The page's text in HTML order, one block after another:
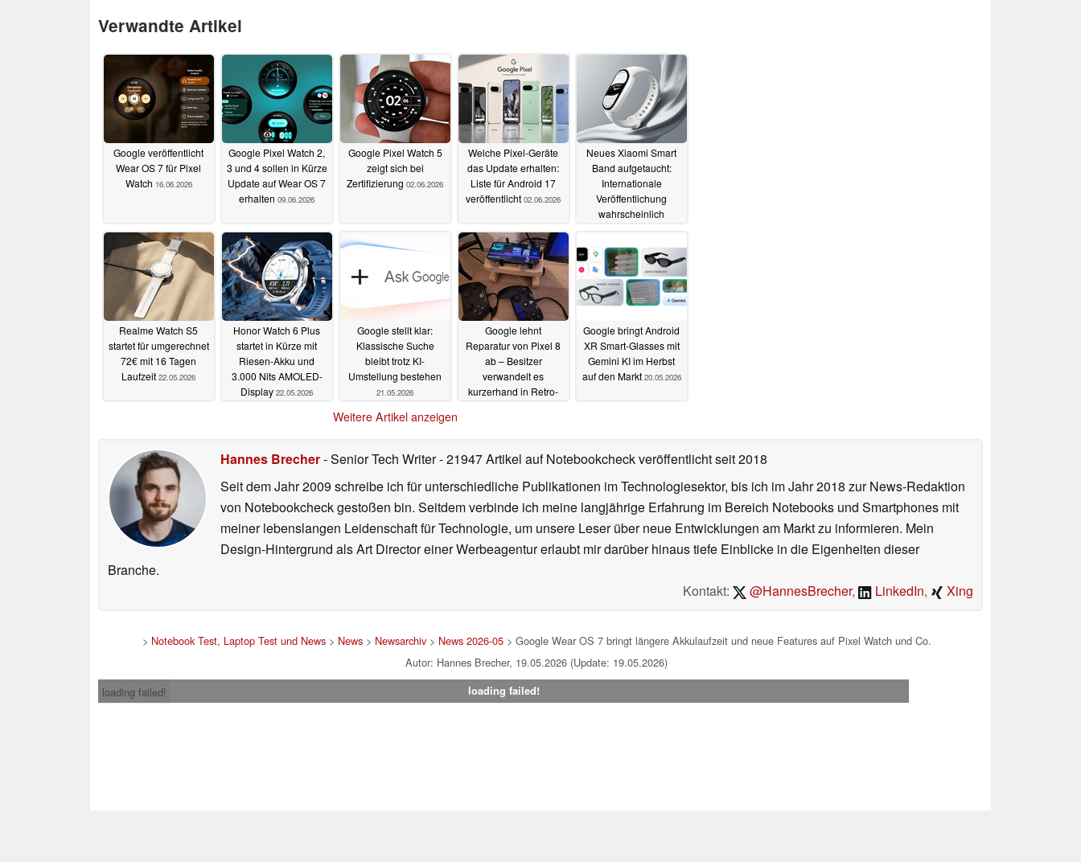
Verwandte Artikel
Google veröffentlicht
Wear OS 7 für Pixel
Watch 16.06.2026
Google Pixel Watch 2,
3 und 4 sollen in Kürze
Update auf Wear OS 7
erhalten 09.06.2026
Google Pixel Watch 5
zeigt sich bei
Zertifizierung 02.06.2026
Welche Pixel-Geräte
das Update erhalten:
Liste für Android 17
veröffentlicht 02.06.2026
Neues Xiaomi Smart
Band aufgetaucht:
Internationale
Veröffentlichung
wahrscheinlich
Realme Watch S5
startet für umgerechnet
72€ mit 16 Tagen
Laufzeit 22.05.2026
Honor Watch 6 Plus
startet in Kürze mit
Riesen-Akku und
3.000 Nits AMOLED-
Display 22.05.2026
Google stellt klar:
Klassische Suche
bleibt trotz KI-
Umstellung bestehen
21.05.2026
Google lehnt
Reparatur von Pixel 8
ab – Besitzer
verwandelt es
kurzerhand in Retro-
Google bringt Android
XR Smart-Glasses mit
Gemini KI im Herbst
auf den Markt 20.05.2026
Weitere Artikel anzeigen
Hannes Brecher- Senior Tech Writer- 21947 Artikel auf Notebookcheck veröffentlichtseit 2018
Seit dem Jahr 2009 schreibe ich für unterschiedliche Publikationen im Technologiesektor, bis ich im Jahr 2018 zur News-Redaktion
von Notebookcheck gestoßen bin. Seitdem verbinde ich meine langjährige Erfahrung im Bereich Notebooks und Smartphones mit
meiner lebenslangen Leidenschaft für Technologie, um unsere Leser über neue Entwicklungen am Markt zu informieren. Mein
Design-Hintergrund als Art Director einer Werbeagentur erlaubt mir darüber hinaus tiefe Einblicke in die Eigenheiten dieser
Branche.
Kontakt:
@HannesBrecher, LinkedIn, Xing
> Notebook Test, Laptop Test und News> News> Newsarchiv> News 2026-05> Google Wear OS 7 bringt längere Akkulaufzeit und neue Features auf Pixel Watch und Co.
Autor: Hannes Brecher, 19.05.2026 (Update: 19.05.2026)
loading failed!
loading failed!